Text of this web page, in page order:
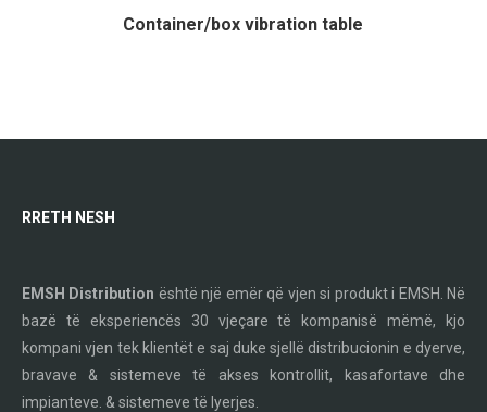
Container/box vibration table
RRETH NESH
EMSH Distribution është një emër që vjen si produkt i EMSH. Në
bazë të eksperiencës 30 vjeçare të kompanisë mëmë, kjo
kompani vjen tek klientët e saj duke sjellë distribucionin e dyerve,
bravave & sistemeve të akses kontrollit, kasafortave dhe
impianteve. & sistemeve të lyerjes.